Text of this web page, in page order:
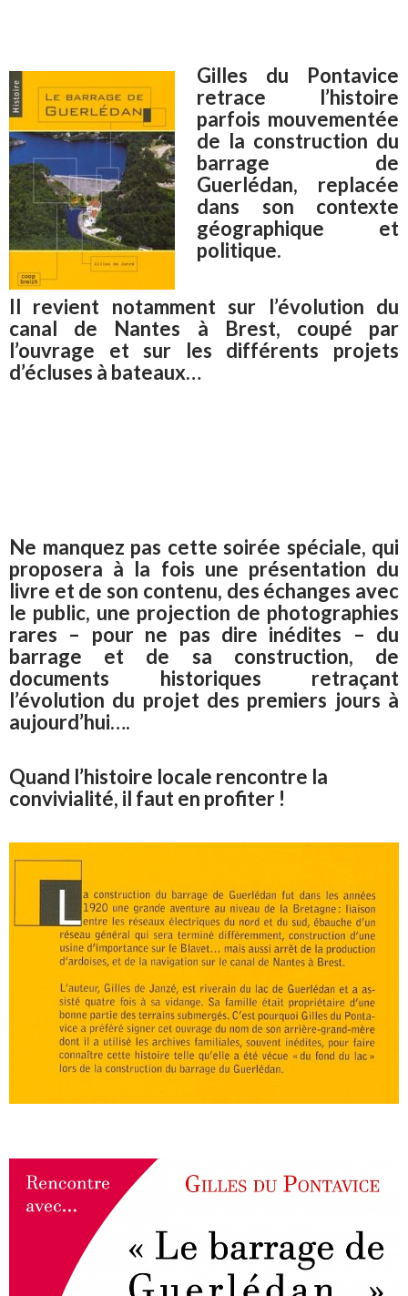
Gilles du Pontavice
retrace l’histoire
parfois mouvementée
de la construction du
barrage
de
Guerlédan, replacée
dans son contexte
géographique et
politique.
Il revient notamment sur l’évolution du
canal de Nantes à Brest, coupé par
l’ouvrage et sur les différents projets
d’écluses à bateaux…
Ne manquez pas cette soirée spéciale, qui
proposera à la fois une présentation du
livre et de son contenu, des échanges avec
le public, une projection de photographies
rares – pour ne pas dire inédites – du
barrage et de sa construction, de
documents historiques retraçant
l’évolution du projet des premiers jours à
aujourd’hui….
Quand l’histoire locale rencontre la
convivialité, il faut en profiter !